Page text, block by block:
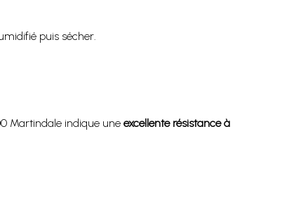
puis sécher.
Martindale indique une excellente résistance à